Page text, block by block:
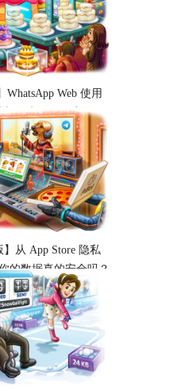
Web 使用
与马来西亚用户）
】从 App Store 隐私
的数据真的安全吗？